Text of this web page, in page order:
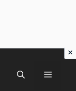
Menu